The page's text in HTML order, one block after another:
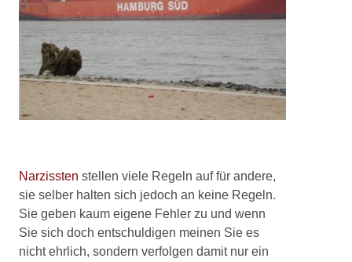
Narzissten stellen viele Regeln auf für andere,
sie selber halten sich jedoch an keine Regeln.
Sie geben kaum eigene Fehler zu und wenn
Sie sich doch entschuldigen meinen Sie es
nicht ehrlich, sondern verfolgen damit nur ein